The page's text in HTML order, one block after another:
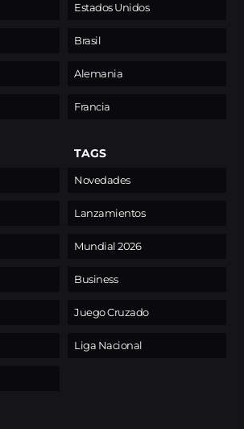
Estados Unidos
Brasil
Alemania
Francia
TAGS
Novedades
Lanzamientos
Mundial 2026
Business
Juego Cruzado
Liga Nacional